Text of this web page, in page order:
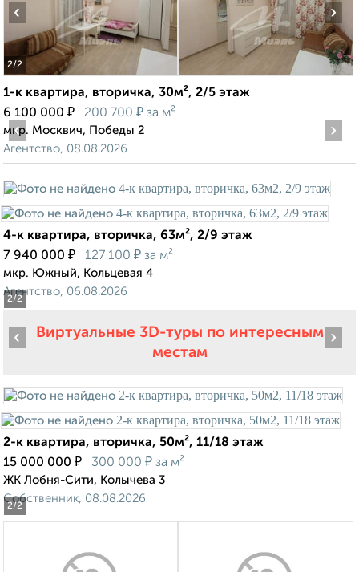
2/2
‹ ›
1-к квартира, вторичка, 30м², 2/5 этаж
6 100 000 ₽ 200 700 ₽ за м²
мкр. Москвич, Победы 2
Агентство, 08.08.2026
2/2
‹ ›
4-к квартира, вторичка, 63м², 2/9 этаж
7 940 000 ₽ 127 100 ₽ за м²
мкр. Южный, Кольцевая 4
Агентство, 06.08.2026
Виртуальные 3D-туры по интересным
местам
2/2
‹ ›
2-к квартира, вторичка, 50м², 11/18 этаж
15 000 000 ₽ 300 000 ₽ за м²
ЖК Лобня-Сити, Колычева 3
Собственник, 08.08.2026